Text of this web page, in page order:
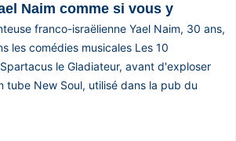
Naim comme si vous y
franco-israëlienne Yael Naim, 30 ans,
les comédies musicales Les 10
le Gladiateur, avant d'exploser
tube New Soul, utilisé dans la pub du